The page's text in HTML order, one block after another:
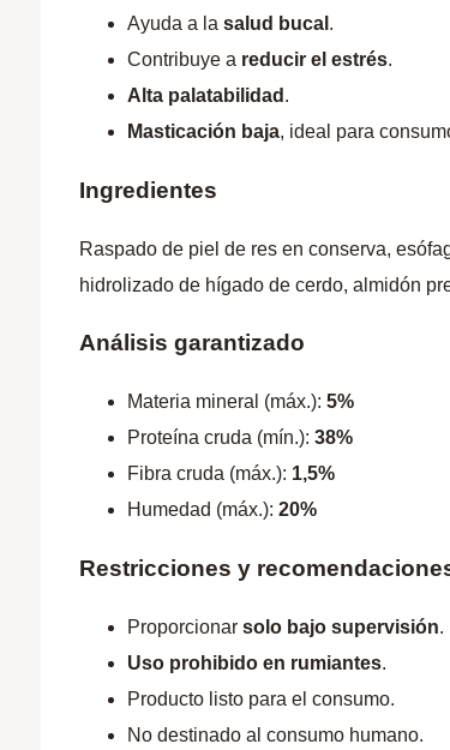
Ayuda a lasalud bucal .
Contribuye a reducir el estrés.
Alta palatabilidad .
Masticación baja, ideal para
Ingredientes
Raspado de piel de res en conserva,
hidrolizado de hígado de cerdo, almidón
Análisis garantizado
Materia mineral (máx.):5%
Proteína cruda (mín.):38%
Fibra cruda (máx.): 1,5%
Humedad (máx.):20%
Restricciones y
Proporcionarsolo bajo supervisión.
Uso prohibido en rumiantes.
Producto listo para el consumo.
No destinado al consumo humano.